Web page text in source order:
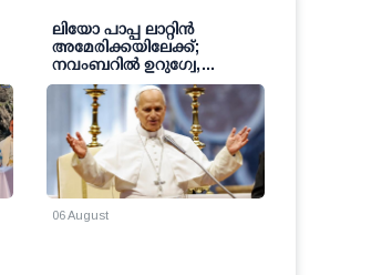
ലിയോ പാപ്പ ലാറ്റിൻ
അമേരിക്കയിലേക്ക്;
നവംബറിൽ ഉറുഗ്വേ,
അർജന്റീന, പെറു
സന്ദർശനം
06 August